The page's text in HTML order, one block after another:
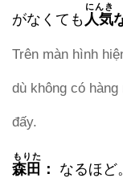
がなくても 人気
にんき
Trên màn hình
dù không có
đấy.
森田
もりた
： なるほど